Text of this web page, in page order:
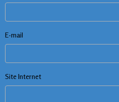
E-mail
Site Internet